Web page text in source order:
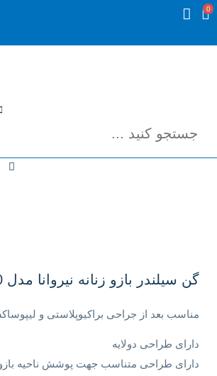
0
گن سیلندر بازو زنانه نیروانا مدل AP710
مناسب بعد از جراحی براکیوپلاستی و
دارای طراحی دولایه
دارای طراحی متناسب جهت پوشش ناحیه